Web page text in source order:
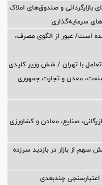
و صندوق‌های املاک
سرمایه‌گذاری
است/ عبور از الگوی مصرف،
تعامل با تهران / شش وزیر کلیدی
صنعت، معدن و تجارت جمهوری
صنایع، معادن و کشاورزی
سهم از بازار در بازدید سرزده
چندبعدی